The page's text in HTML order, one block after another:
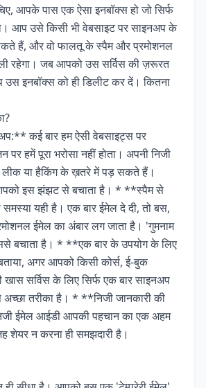
आपके पास एक ऐसा इनबॉक्स हो जो सिर्फ
आप उसे किसी भी वेबसाइट पर साइनअप के
हैं, और वो फालतू के स्पैम और प्रमोशनल
रहेगा। जब आपको उस सर्विस की ज़रूरत
उस इनबॉक्स को ही डिलीट कर दें। कितना
कई बार हम ऐसी वेबसाइट्स पर
हमें पूरा भरोसा नहीं होता। अपनी निजी
या हैकिंग के ख़तरे में पड़ सकते हैं।
इस झंझट से बचाता है। * **स्पैम से
यही है। एक बार ईमेल दे दी, तो बस,
ईमेल का अंबार लग जाता है। 'गुमनाम
बचाता है। * **एक बार के उपयोग के लिए
अगर आपको किसी कोर्स, ई-बुक
खास सर्विस के लिए सिर्फ एक बार साइनअप
तरीका है। * **निजी जानकारी की
ईमेल आईडी आपकी पहचान का एक अहम
शेयर न करना ही समझदारी है।